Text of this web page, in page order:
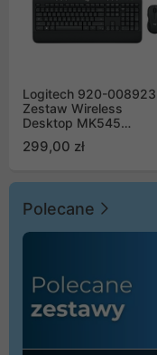
Logitech 920-008923
Zestaw Wireless
Desktop MK545
299,00 zł
Polecane